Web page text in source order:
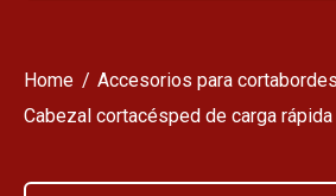
Home
Accesorios para cortabordes
Cabezal cortacésped de carga